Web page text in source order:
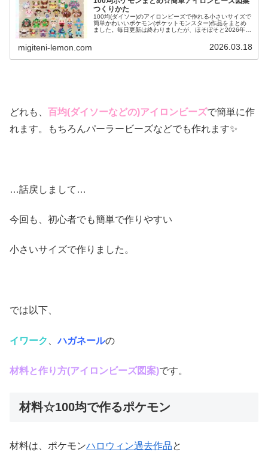
つくりかた
100均(ダイソー)のアイロンビーズで作れる小さいサイズで
簡単かわいいポケモン(ポケットモンスター)作品をまとめ
ました。毎日更新は終わりましたが、ほそぼそと2026年も
migiteni-lemon.com 2026.03.18
どれも、 百均(ダイソーなどの)アイロンビーズで簡単に作
れます。もちろんパーラービーズなどでも作れます✨
…話戻しまして…
今回も、初心者でも簡単で作りやすい
小さいサイズで作りました。
では以下、
イワーク 、ハガネールの
材料と作り方(アイロンビーズ図案)です。
材料☆100均で作るポケモン
材料は、ポケモンハロウィン過去作品と